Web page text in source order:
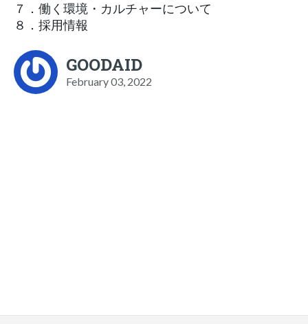
７．働く環境・カルチャーについて
８．採用情報
GOODAID
February 03, 2022